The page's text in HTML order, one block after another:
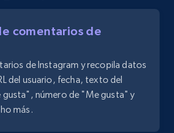
Discover posts by Profile
Use url, Title, Headline, Post
and more.
comentarios de
de Instagram y recopila datos
del usuario, fecha, texto del
número de "Me gusta" y
más.